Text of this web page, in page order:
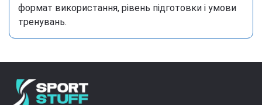
формат використання, рівень підготовки і умови
тренувань.